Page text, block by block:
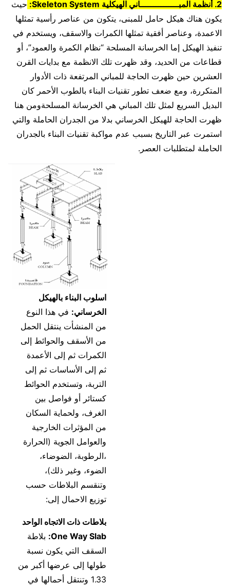
2. أنظمة المبـــــــــــــــاني الهيكلية Skeleton System:
حيث
يكون هناك هيكل حامل للمبنى، يتكون من عناصر رأسية تمثلها
الاعمدة، وعناصر أفقية تمثلها الكمرات والاسقف، ويستخدم في
تنفيذ الهيكل إما الخرسانة المسلحة “نظام الكمرة والعمود”، أو
قطاعات من الحديد، وقد ظهرت تلك الانظمة مع بدايات القرن
العشرين حين ظهرت الحاجة للمباني المرتفعة ذات الأدوار
المتكررة، ومع ضعف تطور تقنيات البناء بالطوب الأحمر كان
البديل السريع لمثل تلك المباني هي الخرسانة المسلحةومن هنا
ظهرت الحاجة للهيكل الخرساني بدلا من الجدران الحاملة والتي
استمرت عبر التاريخ بسبب عدم مواكبة تقنيات البناء بالجدران
الحاملة لمتطلبات العصر.
اسلوب البناء بالهيكل
الخرساني: في هذا النوع
من المنشأت ينتقل الحمل
من الأسقف والحوائط إلى
الكمرات ثم إلى الأعمدة
ثم إلى الأساسات ثم إلى
التربة، وتستخدم الحوائط
كستائر أو فواصل بين
الغرف، ولحماية السكان
من المؤثرات الخارجية
والعوامل الجوية (الحرارة
،الرطوبة، الضوضاء،
الضوء، وغير ذلك)،
وتنقسم البلاطات حسب
توزيع الاحمال إلى:
بلاطات ذات الاتجاه الواحد
One Way Slab: بلاطة
السقف التي يكون نسبة
طولها إلى عرضها أكبر من
1.33 وتنتقل أحمالها في